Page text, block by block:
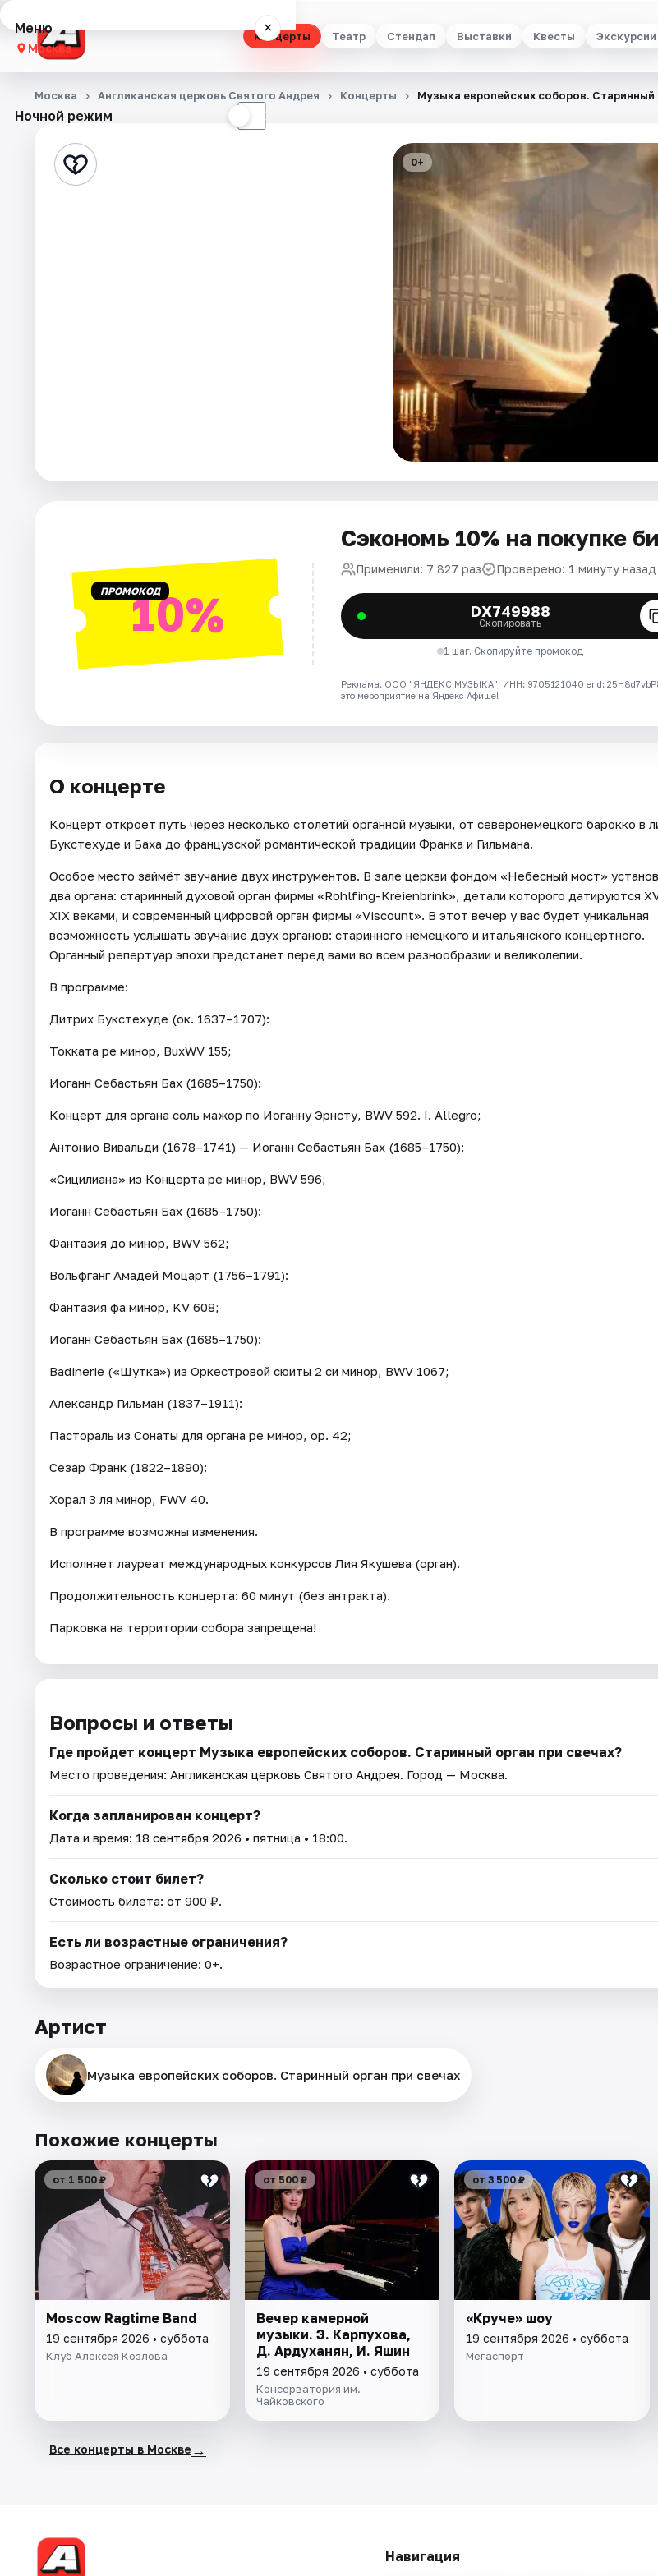
Концерты Театр Стендап Выставки Квесты Экскурсии
Меню ×
Москва
Концерты
Стендап
Ночной режим ☾
Москва Англиканская церковь Святого Андрея Концерты Музыка европейских соборов. Старинный
0+
ПРОМОКОД10%
Сэкономь 10% на покупке
Применили: 7 827 раз Проверено: 1 минуту назад
DX749988
Скопировать
1 шаг. Скопируйте промокод
Реклама. ООО "ЯНДЕКС МУЗЫКА", ИНН: 9705121040 erid:
это мероприятие на Яндекс Афише!
О концерте
Концерт откроет путь через несколько столетий органной музыки, от северонемецкого барокко в
Букстехуде и Баха до французской романтической традиции Франка и Гильмана.
Особое место займёт звучание двух инструментов. В зале церкви фондом «Небесный мост»
два органа: старинный духовой орган фирмы «Rohlfing-Kreienbrink», детали которого датируются
XIX веками, и современный цифровой орган фирмы «Viscount». В этот вечер у вас будет уникальная
возможность услышать звучание двух органов: старинного немецкого и итальянского концертного.
Органный репертуар эпохи предстанет перед вами во всем разнообразии и великолепии.
В программе:
Дитрих Букстехуде (ок. 1637–1707):
Токката ре минор, BuxWV 155;
Иоганн Себастьян Бах (1685–1750):
Концерт для органа соль мажор по Иоганну Эрнсту, BWV 592. I. Allegro;
Антонио Вивальди (1678–1741) — Иоганн Себастьян Бах (1685–1750):
«Сицилиана» из Концерта ре минор, BWV 596;
Иоганн Себастьян Бах (1685–1750):
Фантазия до минор, BWV 562;
Вольфганг Амадей Моцарт (1756–1791):
Фантазия фа минор, KV 608;
Иоганн Себастьян Бах (1685–1750):
Badinerie («Шутка») из Оркестровой сюиты 2 си минор, BWV 1067;
Александр Гильман (1837–1911):
Пастораль из Сонаты для органа ре минор, op. 42;
Сезар Франк (1822–1890):
Хорал 3 ля минор, FWV 40.
В программе возможны изменения.
Исполняет лауреат международных конкурсов Лия Якушева (орган).
Продолжительность концерта: 60 минут (без антракта).
Парковка на территории собора запрещена!
Вопросы и ответы
Где пройдет концерт Музыка европейских соборов. Старинный орган при свечах?
Место проведения: Англиканская церковь Святого Андрея. Город — Москва.
Когда запланирован концерт?
Дата и время: 18 сентября 2026 • пятница • 18:00.
Сколько стоит билет?
Стоимость билета: от 900 ₽.
Есть ли возрастные ограничения?
Возрастное ограничение: 0+.
Артист
Музыка европейских соборов. Старинный орган при свечах
Похожие концерты
от 1 500 ₽
Moscow Ragtime Band
19 сентября 2026 • суббота
Клуб Алексея Козлова
от 500 ₽
Вечер камерной
музыки. Э. Карпухова,
Д. Ардуханян, И. Яшин
19 сентября 2026 • суббота
Консерватория им.
Чайковского
от 3 500 ₽
«Круче» шоу
19 сентября 2026 • суббота
Мегаспорт
Все концерты в Москве →
Навигация